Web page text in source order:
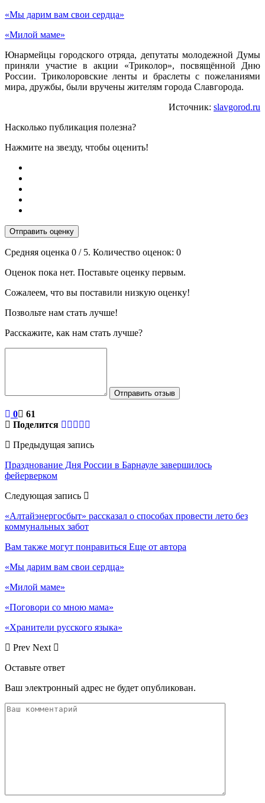
«Мы дарим вам свои сердца»
«Милой маме»
Юнармейцы городского отряда, депутаты молодежной Думы
приняли участие в акции «Триколор», посвящённой Дню
России. Триколоровские ленты и браслеты с пожеланиями
мира, дружбы, были вручены жителям города Славгорода.
Источник: slavgorod.ru
Насколько публикация полезна?
Нажмите на звезду, чтобы оценить!
Отправить оценку
Средняя оценка 0 / 5. Количество оценок: 0
Оценок пока нет. Поставьте оценку первым.
Сожалеем, что вы поставили низкую оценку!
Позвольте нам стать лучше!
Расскажите, как нам стать лучше?
Отправить отзыв
0
61
Поделится
Предыдущая запись
Празднование Дня России в Барнауле завершилось
фейерверком
Следующая запись
«Алтайэнергосбыт» рассказал о способах провести лето без
коммунальных забот
Вам также могут понравиться Еще от автора
«Мы дарим вам свои сердца»
«Милой маме»
«Поговори со мною мама»
«Хранители русского языка»
Prev Next
Оставьте ответ
Ваш электронный адрес не будет опубликован.